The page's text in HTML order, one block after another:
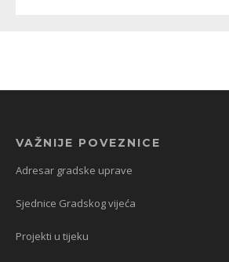
VAŽNIJE POVEZNICE
Adresar gradske uprave
Sjednice Gradskog vijeća
Projekti u tijeku